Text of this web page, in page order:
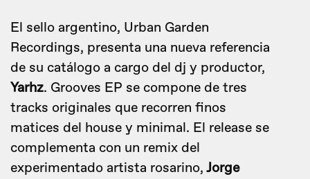
El sello argentino, Urban Garden
Recordings, presenta una nueva referencia
de su catálogo a cargo del dj y productor,
Yarhz. Grooves EP se compone de tres
tracks originales que recorren finos
matices del house y minimal. El release se
complementa con un remix del
experimentado artista rosarino, Jorge